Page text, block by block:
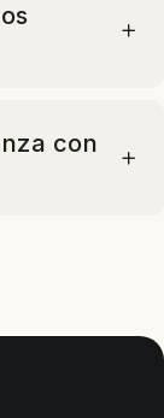
con